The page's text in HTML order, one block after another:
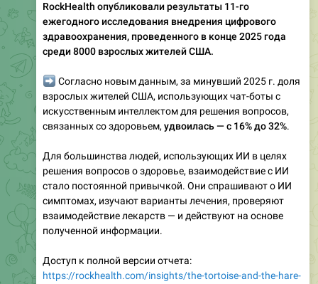
RockHealth опубликовали результаты 11-го
ежегодного исследования внедрения цифрового
здравоохранения, проведенного в конце 2025 года
среди 8000 взрослых жителей США.
Согласно новым данным, за минувший 2025 г. доля
взрослых жителей США, использующих чат-боты с
искусственным интеллектом для решения вопросов,
связанных со здоровьем, удвоилась — с 16% до 32%.
Для большинства людей, использующих ИИ в целях
решения вопросов о здоровье, взаимодействие с ИИ
стало постоянной привычкой. Они спрашивают о ИИ
симптомах, изучают варианты лечения, проверяют
взаимодействие лекарств — и действуют на основе
полученной информации.
Доступ к полной версии отчета:
https://rockhealth.com/insights/the-tortoise-and-the-hare-